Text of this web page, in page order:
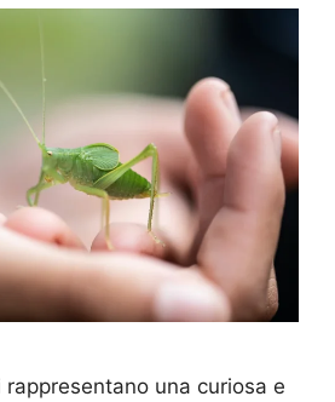
una curiosa e